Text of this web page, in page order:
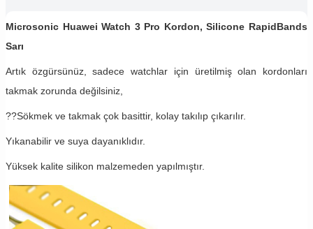
Microsonic Huawei Watch 3 Pro Kordon, Silicone RapidBands
Sarı
Artık özgürsünüz, sadece watchlar için üretilmiş olan kordonları
takmak zorunda değilsiniz,
??Sökmek ve takmak çok basittir, kolay takılıp çıkarılır.
Yıkanabilir ve suya dayanıklıdır.
Yüksek kalite silikon malzemeden yapılmıştır.